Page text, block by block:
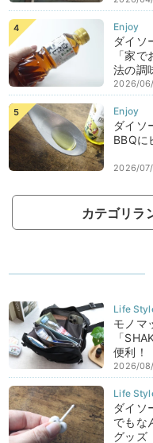
ダイソ
「家
法の調
2026/
ダイソ
BBQに
2026/
カテゴリラ
モノマ
「
便利！
2026/
ダイソ
でもな
グッズ